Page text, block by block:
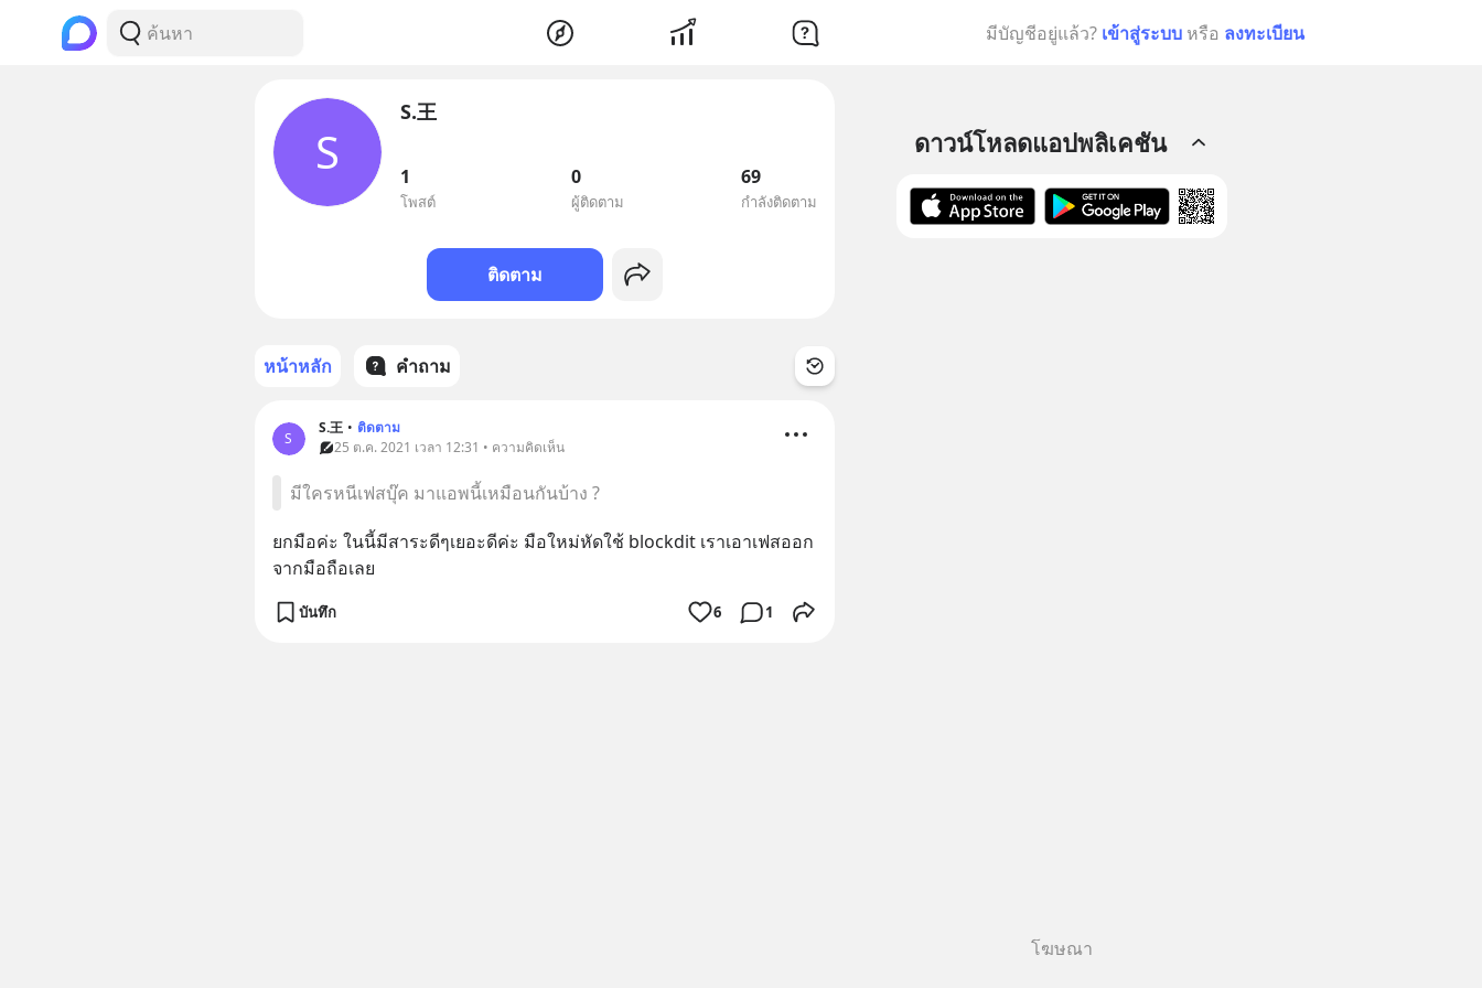
มีบัญชีอยู่แล้ว? เข้าสู่ระบบ หรือ ลงทะเบียน
S
S.王
1
โพสต์
0
ผู้ติดตาม
69
กำลังติดตาม
ติดตาม
หน้าหลัก คำถาม
S
S.王 • ติดตาม
25 ต.ค. 2021 เวลา 12:31 • ความคิดเห็น
มีใครหนีเฟสบุ๊ค มาแอพนี้เหมือนกันบ้าง ?
ยกมือค่ะ ในนี้มีสาระดีๆเยอะดีค่ะ มือใหม่หัดใช้ blockdit เราเอาเฟสออก
จากมือถือเลย
บันทึก 6 1
ดาวน์โหลดแอปพลิเคชัน
โฆษณา